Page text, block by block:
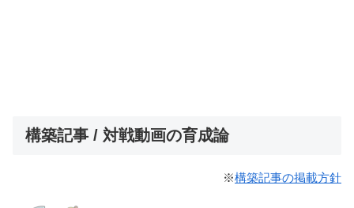
構築記事 / 対戦動画の育成論
※構築記事の掲載方針